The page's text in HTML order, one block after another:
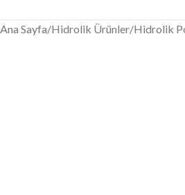
Ana Sayfa/Hidrolik Ürünler/Hidrolik